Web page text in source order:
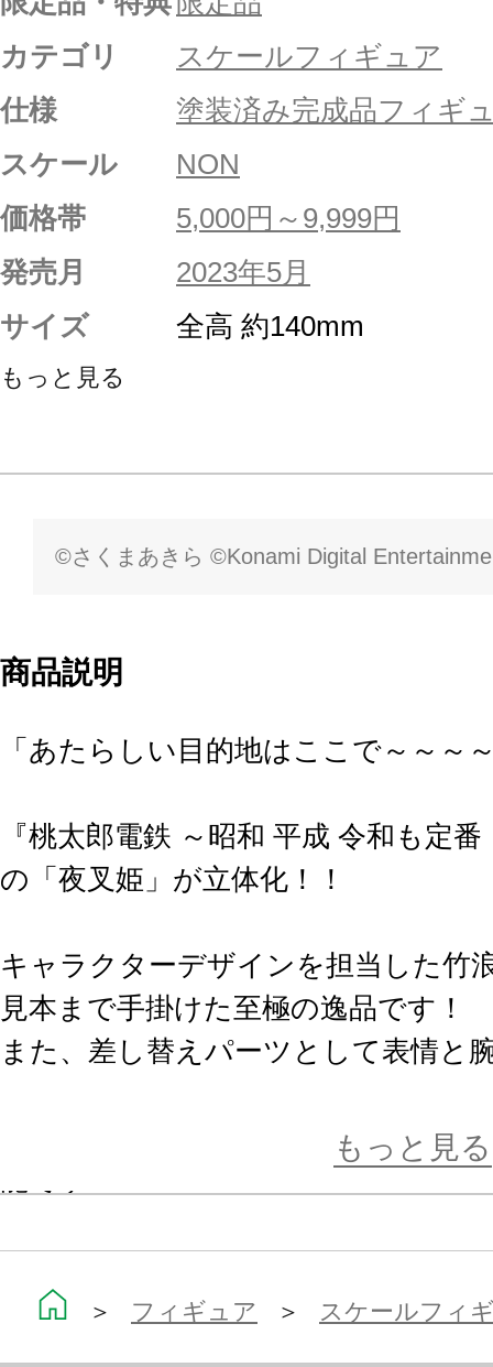
カテゴリ
スケールフィギュア
仕様
塗装済み完成品フィギ
スケール
NON
価格帯
5,000円～9,999円
発売月
2023年5月
サイズ
全高 約140mm
もっと見る
©さくまあきら ©Konami Digital
商品説明
「あたらしい目的地はここで～～～
『桃太郎電鉄 ～昭和 平成 令和も定
の「夜叉姫」が立体化！！
キャラクターデザインを担当した竹
見本まで手掛けた至極の逸品です！
また、差し替えパーツとして表情と
首の角度も調整が可能となっており
スタジオやルーレットの場面、さら
もっと見る
＞ フィギュア ＞ スケールフィ